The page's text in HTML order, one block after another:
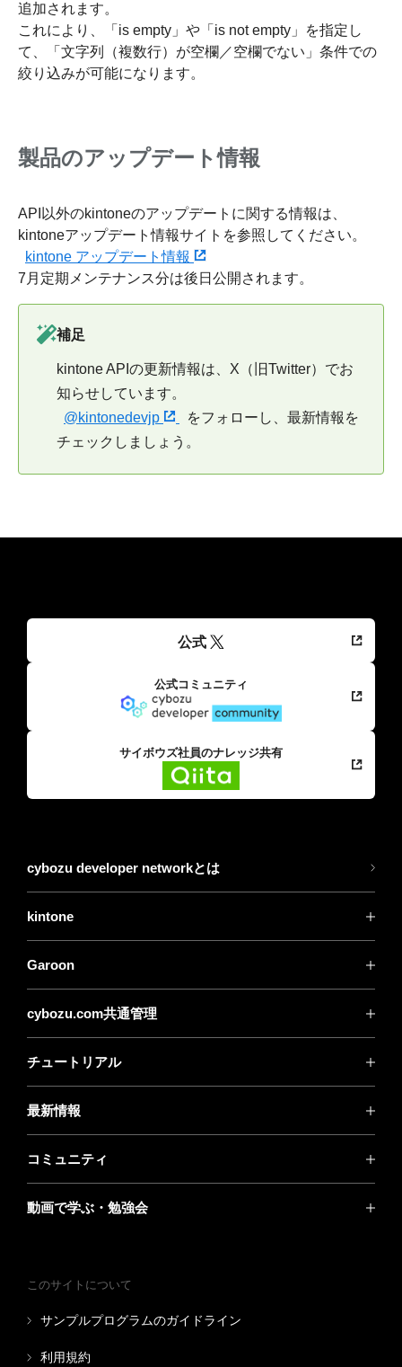
追加されます。
これにより、「is empty」や「is not empty」を指定し
て、「文字列（複数行）が空欄／空欄でない」条件での
絞り込みが可能になります。
製品のアップデート情報
API以外のkintoneのアップデートに関する情報は、
kintoneアップデート情報サイトを参照してください。
kintone アップデート情報
7月定期メンテナンス分は後日公開されます。
補足
kintone APIの更新情報は、X（旧Twitter）でお
知らせしています。
@kintonedevjp
をフォローし、最新情報を
チェックしましょう。
公式
公式コミュニティ
サイボウズ社員のナレッジ共有
cybozu developer networkとは
kintone
Garoon
cybozu.com共通管理
チュートリアル
最新情報
コミュニティ
動画で学ぶ・勉強会
このサイトについて
サンプルプログラムのガイドライン
利用規約